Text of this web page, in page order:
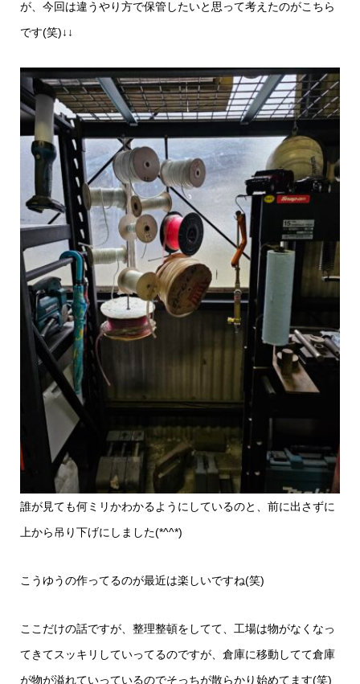
が、今回は違うやり方で保管したいと思って考えたのがこちら
です(笑)↓↓
誰が見ても何ミリかわかるようにしているのと、前に出さずに
上から吊り下げにしました(*^^*)
こうゆうの作ってるのが最近は楽しいですね(笑)
ここだけの話ですが、整理整頓をしてて、工場は物がなくなっ
てきてスッキリしていってるのですが、倉庫に移動してて倉庫
が物が溢れていっているのでそっちが散らかり始めてます(笑)